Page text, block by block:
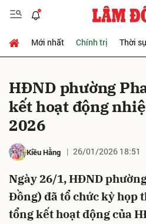
Mới nhất Chính trị Thời sự
HĐND phường
kết hoạt động
2026
Kiều Hằng 26/01/2026 18:51
Ngày 26/1, HĐND
Đồng) đã tổ chức kỳ họp
tổng kết hoạt động của
Gửi bình luận